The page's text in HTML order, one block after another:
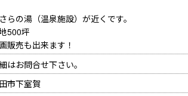
らの湯（温泉施設）が近くです。
500坪
販売も出来ます！
はお問合せ下さい。
市下室賀